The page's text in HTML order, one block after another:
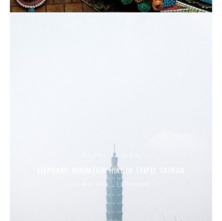
TAIPEI, TAIWAN
ELEPHANT MOUNTAIN HIKE IN TAIPEI, TAIWAN
28. MAI 2016 1 COMMENT